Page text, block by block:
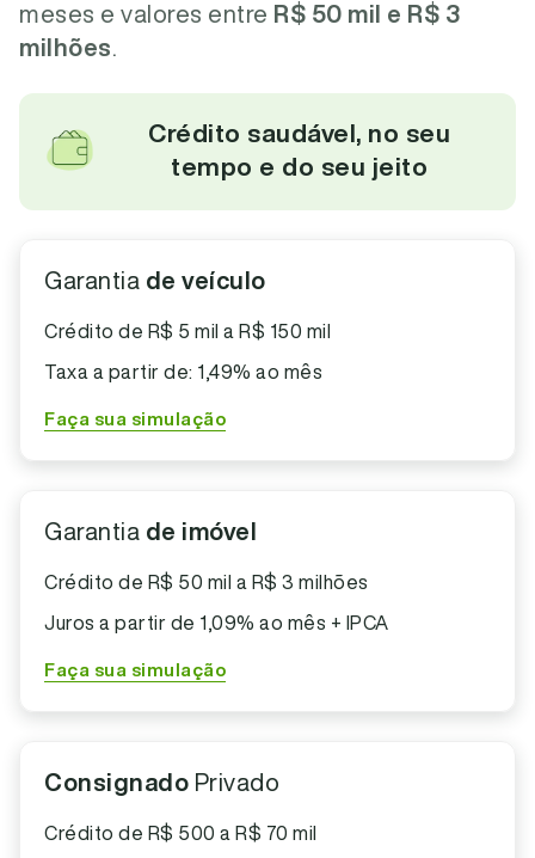
meses e valores entre R$ 50 mil e R$ 3
milhões
Crédito saudável, no seu
tempo e do seu jeito
Garantia de veículo
Crédito de R$ 5 mil a R$ 150 mil
Taxa a partir de: 1,49% ao mês
Faça sua simulação
Garantia de imóvel
Crédito de R$ 50 mil a R$ 3 milhões
Juros a partir de 1,09% ao mês + IPCA
Faça sua simulação
Consignado Privado
Crédito de R$ 500 a R$ 70 mil